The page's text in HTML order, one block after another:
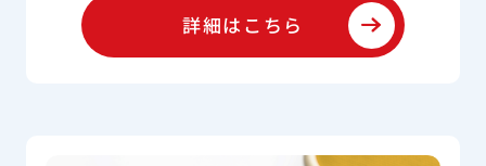
詳細はこちら